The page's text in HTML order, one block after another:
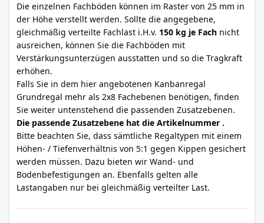
Die einzelnen Fachböden können im Raster von 25 mm in
der Höhe verstellt werden. Sollte die angegebene,
gleichmäßig verteilte Fachlast i.H.v. 150 kg je Fach nicht
ausreichen, können Sie die Fachböden mit
Verstärkungsunterzügen ausstatten und so die Tragkraft
erhöhen.
Falls Sie in dem hier angebotenen Kanbanregal
Grundregal mehr als 2x8 Fachebenen benötigen, finden
Sie weiter untenstehend die passenden Zusatzebenen.
Die passende Zusatzebene hat die Artikelnummer .
Bitte beachten Sie, dass sämtliche Regaltypen mit einem
Höhen- / Tiefenverhältnis von 5:1 gegen Kippen gesichert
werden müssen. Dazu bieten wir Wand- und
Bodenbefestigungen an. Ebenfalls gelten alle
Lastangaben nur bei gleichmäßig verteilter Last.